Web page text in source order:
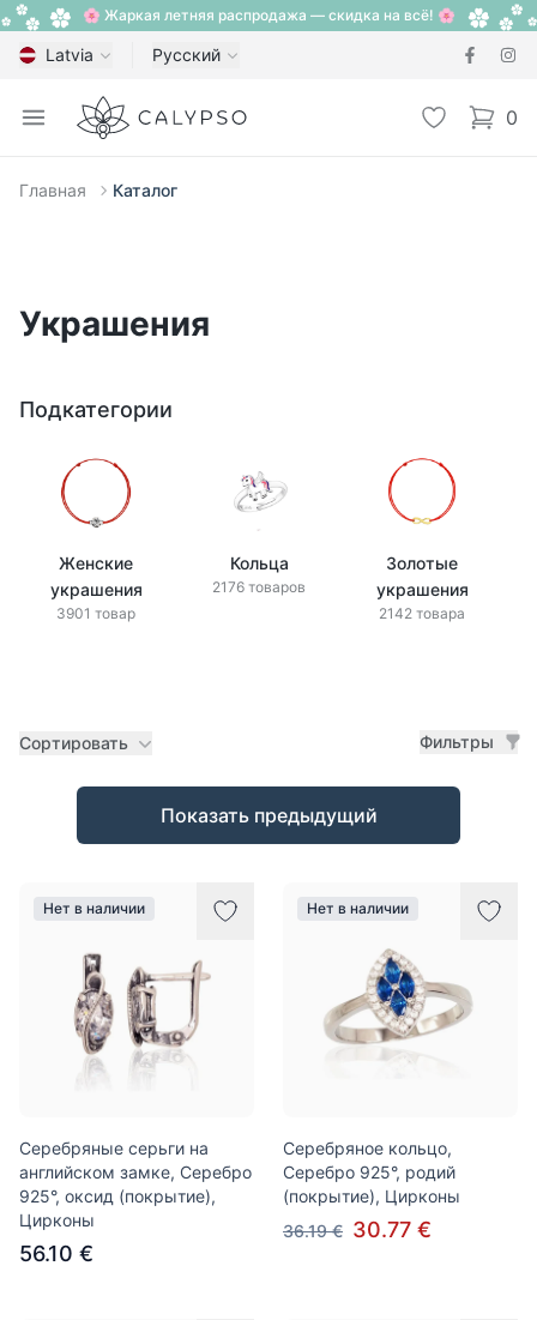
🌸 Жаркая летняя распродажа — скидка на всё! 🌸
Latvia Русский
Open menu
Calypso Избранное
0
items
Главная Каталог
Украшения
Подкатегории
Женские
украшения
3901 товар
Кольца
2176 товаров
Золотые
украшения
2142 товара
Сортировать Фильтры
Товары
Показать предыдущий
Нет в наличии
Серебряные серьги на
английском замке, Серебро
925°, оксид (покрытие),
Цирконы
56.10 €
Нет в наличии
Серебряное кольцо,
Серебро 925°, родий
(покрытие), Цирконы
36.19 € 30.77 €